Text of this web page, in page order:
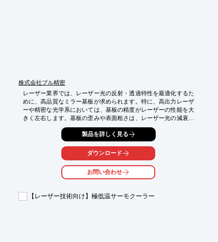
株式会社ブル精密
レーザー業界では、レーザー光の反射・透過特性を最適化するた
めに、高品質なミラー基板が求められます。特に、高出力レーザ
ーや精密な光学系においては、基板の精度がレーザーの性能を大
きく左右します。基板の歪みや表面粗さは、レーザー光の減衰や
ビーム品質の低下を引き起こす可能性があります。当社の石英基
板は、端面研磨や斜面研磨など、お客様のニーズに合わせた加工
が可能です。高い光学特性と耐久性を実現し、レーザーシステム
の性能向上に貢献します。
【活用シーン】
・レーザー発振器
・光学実験
製品を詳しく見る
ダウンロード
お問い合わせ
【レーザー技術向け】極低温サーモクーラー